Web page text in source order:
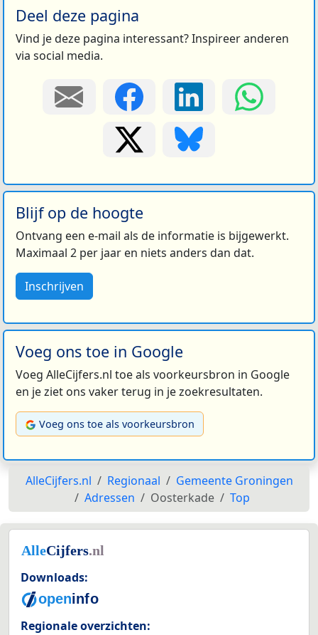
Deel deze pagina
Vind je deze pagina interessant? Inspireer anderen
via social media.
Blijf op de hoogte
Ontvang een e-mail als de informatie is bijgewerkt.
Maximaal 2 per jaar en niets anders dan dat.
Inschrijven
Voeg ons toe in Google
Voeg AlleCijfers.nl toe als voorkeursbron in Google
en je ziet ons vaker terug in je zoekresultaten.
Voeg ons toe als voorkeursbron
AlleCijfers.nl Regionaal
Gemeente Groningen
Adressen
Oosterkade Top
Downloads:
Regionale overzichten: